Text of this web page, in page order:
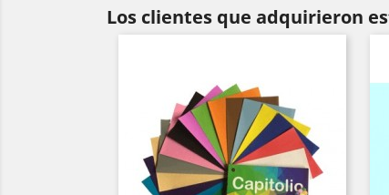
Los clientes que adquirieron